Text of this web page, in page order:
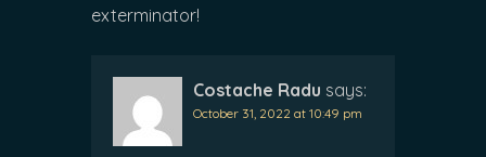
exterminator!
Costache Radu says:
October 31, 2022 at 10:49 pm